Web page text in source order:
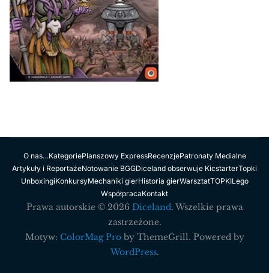
O nas…KategoriePlanszowy ExpressRecenzjePatronaty Medialne
Artykuły i ReportażeNotowanie BGGDiceland obserwuje KicstarterTopki
UnboxingiKonkursyMechaniki gierHistoria gierWarsztatTOPKILego
WspółpracaKontakt
Prawa autorskie © 2026 Diceland. Wszelkie prawa
zastrzeżone.
Motyw: ColorMag Proby ThemeGrill. Powered by
WordPress.